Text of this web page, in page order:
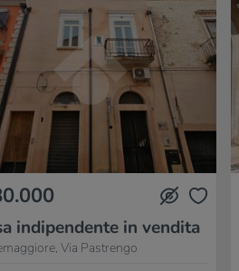
indipendente in vendita
Via Pastrengo